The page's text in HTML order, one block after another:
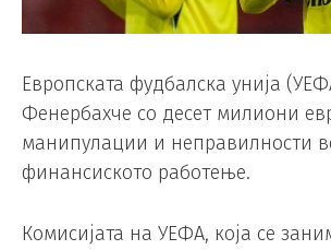
Европската фудбалска унија
Фенербахче со десет милиони
манипулации и неправилности
финансиското работење.
Комисијата на УЕФА, која се